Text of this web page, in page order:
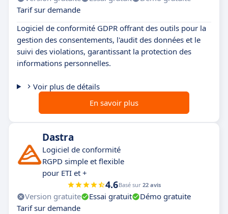
Tarif sur demande
Logiciel de conformité GDPR offrant des outils pour la
gestion des consentements, l'audit des données et le
suivi des violations, garantissant la protection des
informations personnelles.
Voir plus de détails
En savoir plus
Dastra
Logiciel de conformité
RGPD simple et flexible
pour ETI et +
4.6Basé sur 22 avis
Version gratuite Essai gratuit
Démo gratuite
Tarif sur demande